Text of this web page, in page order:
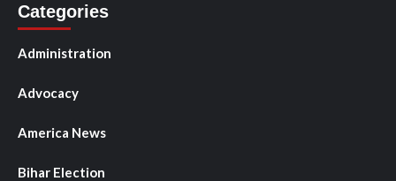
Categories
Administration
Advocacy
America News
Bihar Election